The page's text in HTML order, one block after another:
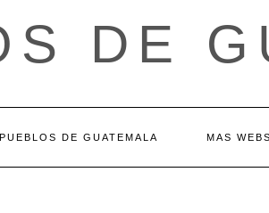
DE
PUEBLOS DE GUATEMALA MAS WEBS